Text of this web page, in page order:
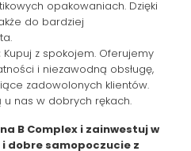
opakowaniach. Dzięki
do bardziej
Kupuj z spokojem. Oferujemy
i niezawodną obsługę,
zadowolonych klientów.
nas w dobrych rękach.
B Complex i zainwestuj w
dobre samopoczucie z